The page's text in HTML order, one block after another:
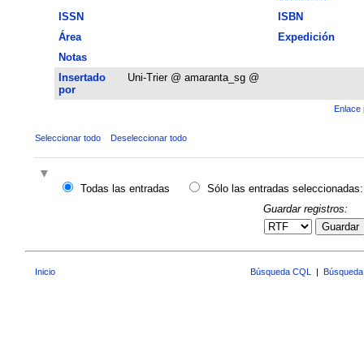
ISSN
ISBN
Área
Expedición
Notas
Insertado
por
Uni-Trier @ amaranta_sg @
Enlace
Seleccionar todo Deseleccionar todo
Todas las entradas
Sólo las entradas seleccionadas:
Guardar registros:
Guardar
Inicio Búsqueda CQL